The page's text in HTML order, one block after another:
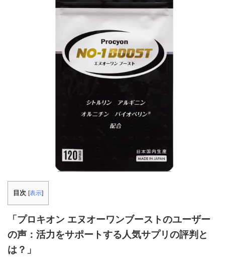
目次 [表示]
「プロキオン エヌオーワンブーストのユーザー
の声：活力をサポートする人気サプリの評判と
は？」